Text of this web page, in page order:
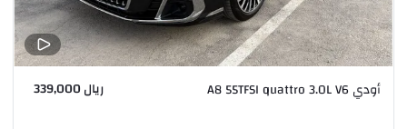
أودي A8 55TFSI quattro 3.0L V6 ريال 339,000